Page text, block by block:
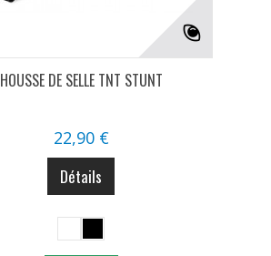
HOUSSE DE SELLE TNT STUNT
22,90 €
Détails